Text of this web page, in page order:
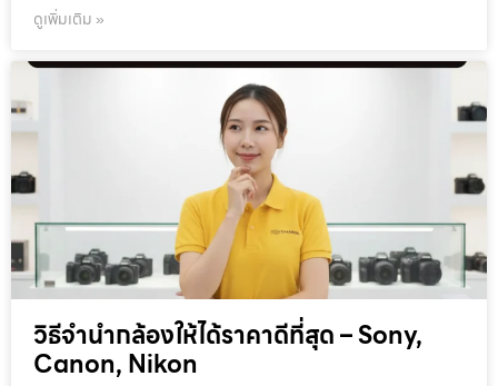
ดูเพิ่มเติม »
วิธีจำนำกล้องให้ได้ราคาดีที่สุด – Sony,
Canon, Nikon